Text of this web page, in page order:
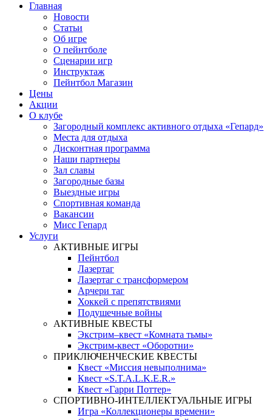
Главная
Новости
Статьи
Об игре
О пейнтболе
Сценарии игр
Инструктаж
Пейнтбол Магазин
Цены
Акции
О клубе
Загородный комплекс активного отдыха «Гепард»
Места для отдыха
Дисконтная программа
Наши партнеры
Зал славы
Загородные базы
Выездные игры
Спортивная команда
Вакансии
Мисс Гепард
Услуги
АКТИВНЫЕ ИГРЫ
Пейнтбол
Лазертаг
Лазертаг с трансформером
Арчери таг
Хоккей с препятствиями
Подушечные войны
АКТИВНЫЕ КВЕСТЫ
Экстрим–квест «Комната тьмы»
Экстрим-квест «Оборотни»
ПРИКЛЮЧЕНЧЕСКИЕ КВЕСТЫ
Квест «Миссия невыполнима»
Квест «S.T.A.L.K.E.R.»
Квест «Гарри Поттер»
СПОРТИВНО-ИНТЕЛЛЕКТУАЛЬНЫЕ ИГРЫ
Игра «Коллекционеры времени»